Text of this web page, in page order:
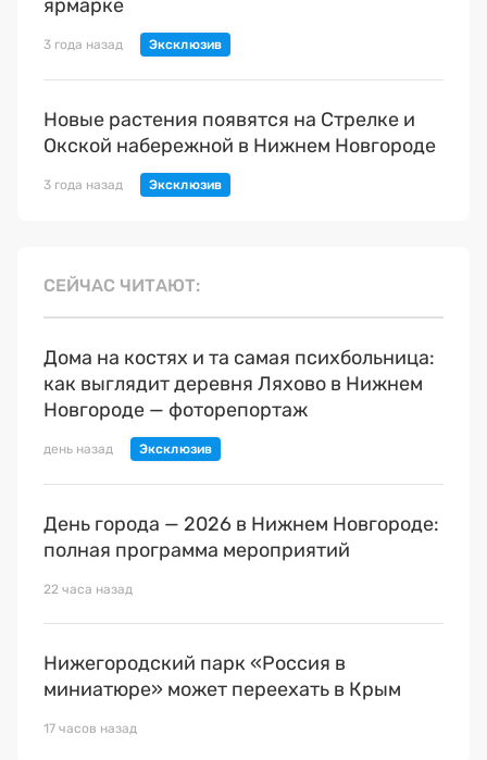
ярмарке
3 года назад
Новые растения появятся на Стрелке и
Окской набережной в Нижнем Новгороде
3 года назад
СЕЙЧАС ЧИТАЮТ
Дома на костях и та самая психбольница:
как выглядит деревня Ляхово в Нижнем
Новгороде — фоторепортаж
день назад
День города — 2026 в Нижнем Новгороде:
полная программа мероприятий
22 часа назад
Нижегородский парк «Россия в
миниатюре» может переехать в Крым
17 часов назад